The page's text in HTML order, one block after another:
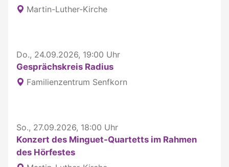
Martin-Luther-Kirche
Do., 24.09.2026, 19:00 Uhr
Gesprächskreis Radius
Familienzentrum Senfkorn
So., 27.09.2026, 18:00 Uhr
Konzert des Minguet-Quartetts im Rahmen
des Hörfestes